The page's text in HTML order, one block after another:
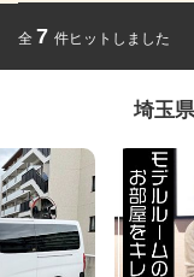
全 7 件ヒットしました
埼玉